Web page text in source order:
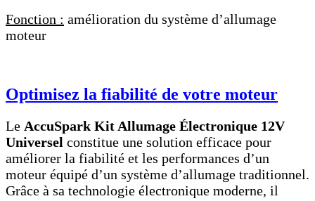
Fonction : amélioration du système d’allumage
moteur
Optimisez la fiabilité de votre moteur
Le AccuSpark Kit Allumage Électronique 12V
Universel constitue une solution efficace pour
améliorer la fiabilité et les performances d’un
moteur équipé d’un système d’allumage traditionnel.
Grâce à sa technologie électronique moderne, il